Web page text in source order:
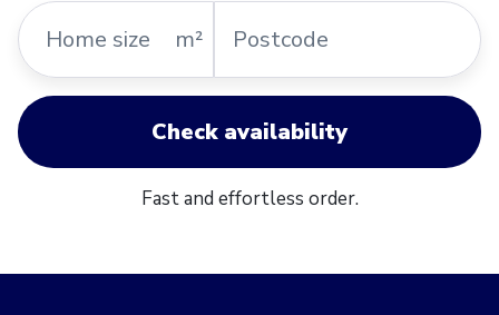
Home
size
m²
Check availability
Fast and effortless order.